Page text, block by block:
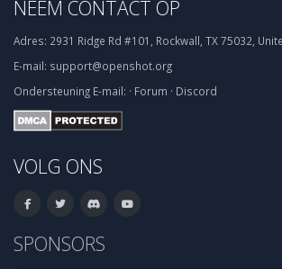
NEEM CONTACT OP
Adres: 2931 Ridge Rd #101, Rockwall, TX 75032,
E-mail: support@openshot.org
Ondersteuning E-mail: · Forum · Discord
VOLG ONS
SPONSORS